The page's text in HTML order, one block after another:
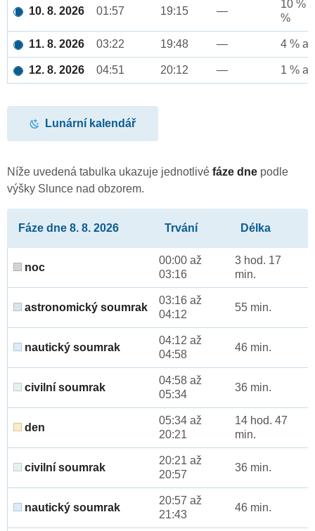
10. 8. 2026 01:57 19:15 —
10 %
%
11. 8. 2026 03:22 19:48 — 4 %
12. 8. 2026 04:51 20:12 — 1 %
Lunární kalendář
Níže uvedená tabulka ukazuje jednotlivé fáze dne podle
výšky Slunce nad obzorem.
Fáze dne 8. 8. 2026 Trvání Délka
noc
00:00 až
03:16
3 hod. 17
min.
astronomický soumrak
03:16 až
04:12
55 min.
nautický soumrak
04:12 až
04:58
46 min.
civilní soumrak
04:58 až
05:34
36 min.
den
05:34 až
20:21
14 hod. 47
min.
civilní soumrak
20:21 až
20:57
36 min.
nautický soumrak
20:57 až
21:43
46 min.